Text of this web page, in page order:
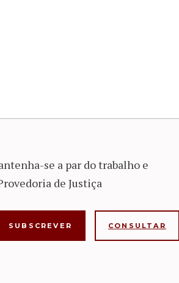
se a par do trabalho e
de Justiça
CONSULTAR